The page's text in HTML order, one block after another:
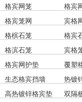
格宾网笼
格宾
格宾笼网
宾格
格槟石笼
格宾
格滨石笼
宾格
格宾网护垫
覆塑
生态格宾挡墙
热镀
高热镀锌格宾垫
双隔